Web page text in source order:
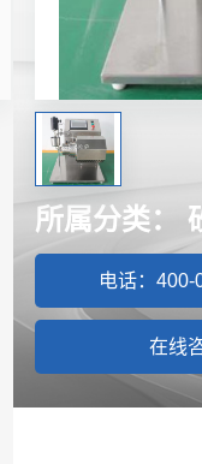
所属分类：
电话：400-
在线